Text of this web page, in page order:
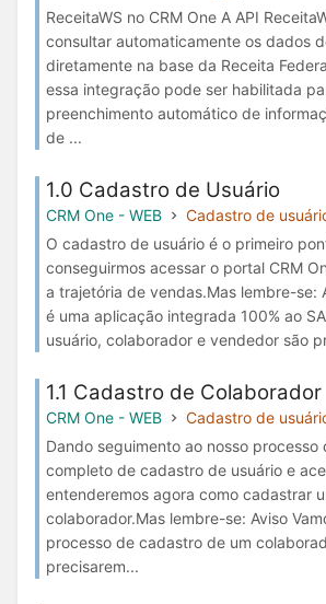
ReceitaWS no CRM One A API
consultar automaticamente os dados
diretamente na base da Receita
essa integração pode ser habilitada
preenchimento automático de
de ...
1.0 Cadastro de Usuário
CRM One - WEB
Cadastro de
O cadastro de usuário é o primeiro
conseguirmos acessar o portal CRM
a trajetória de vendas.Mas lembre-se:
é uma aplicação integrada 100% ao
usuário, colaborador e vendedor são
1.1 Cadastro de Colaborador
CRM One - WEB
Cadastro de
Dando seguimento ao nosso processo
completo de cadastro de usuário e
entenderemos agora como cadastrar
colaborador.Mas lembre-se: Aviso
processo de cadastro de um
precisarem...